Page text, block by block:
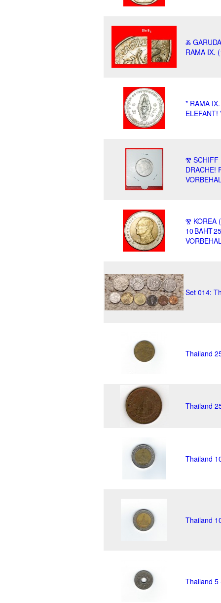
Ⰶ
RAMA IX.
* RAMA
Ⰺ SCHIFF
DRACHE!
Ⰺ KOREA
10 BAHT
Set 014:
Thailand
Thailand
Thailand
Thailand
Thailand 5